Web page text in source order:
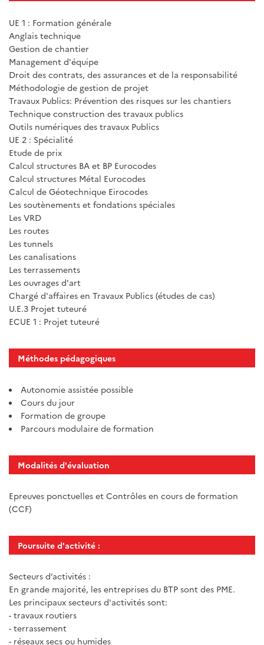
UE 1 : Formation générale
Anglais technique
Gestion de chantier
Management d'équipe
Droit des contrats, des assurances et de la responsabilité
Méthodologie de gestion de projet
Travaux Publics: Prévention des risques sur les chantiers
Technique construction des travaux publics
Outils numériques des travaux Publics
UE 2 : Spécialité
Etude de prix
Calcul structures BA et BP Eurocodes
Calcul structures Métal Eurocodes
Calcul de Géotechnique Eirocodes
Les soutènements et fondations spéciales
Les VRD
Les routes
Les tunnels
Les canalisations
Les terrassements
Les ouvrages d'art
Chargé d'affaires en Travaux Publics (études de cas)
U.E.3 Projet tuteuré
ECUE 1 : Projet tuteuré
Méthodes pédagogiques
Autonomie assistée possible
Cours du jour
Formation de groupe
Parcours modulaire de formation
Modalités d'évaluation
Epreuves ponctuelles et Contrôles en cours de formation
(CCF)
Poursuite d'activité :
Secteurs d’activités :
En grande majorité, les entreprises du BTP sont des PME.
Les principaux secteurs d'activités sont:
- travaux routiers
- terrassement
- réseaux secs ou humides